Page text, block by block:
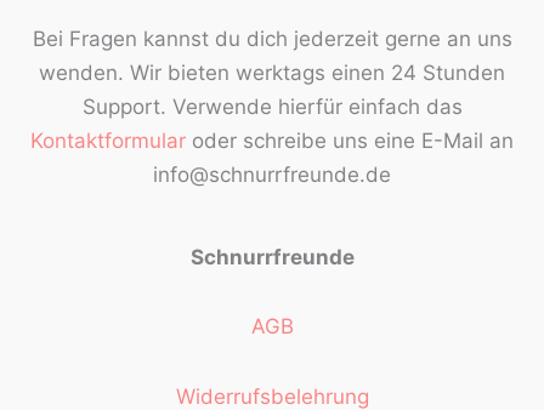
Bei Fragen kannst du dich jederzeit gerne an uns
wenden. Wir bieten werktags einen 24 Stunden
Support. Verwende hierfür einfach das
Kontaktformular oder schreibe uns eine E-Mail an
info@schnurrfreunde.de
Schnurrfreunde
AGB
Widerrufsbelehrung